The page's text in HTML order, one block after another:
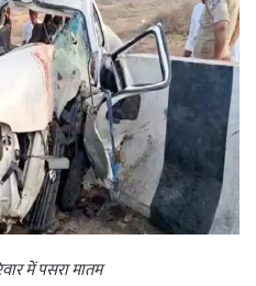
में पसरा मातम